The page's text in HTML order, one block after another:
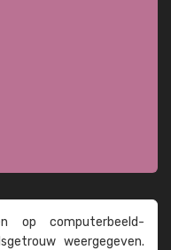
op computer­beeld­
weer­gegeven.